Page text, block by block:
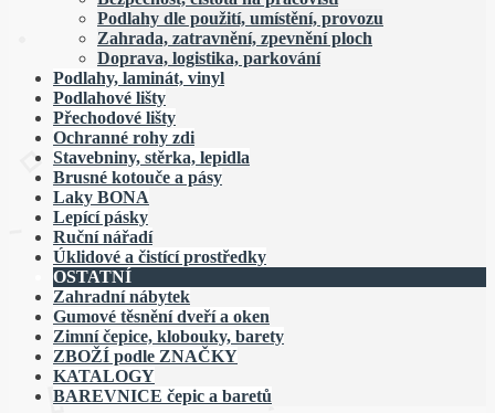
Podlahy dle použití, umístění, provozu
Zahrada, zatravnění, zpevnění ploch
Doprava, logistika, parkování
Podlahy, laminát, vinyl
Podlahové lišty
Přechodové lišty
Ochranné rohy zdi
Stavebniny, stěrka, lepidla
Brusné kotouče a pásy
Laky BONA
Lepící pásky
Ruční nářadí
Úklidové a čistící prostředky
OSTATNÍ
Zahradní nábytek
Gumové těsnění dveří a oken
Zimní čepice, klobouky, barety
ZBOŽÍ podle ZNAČKY
KATALOGY
BAREVNICE čepic a baretů